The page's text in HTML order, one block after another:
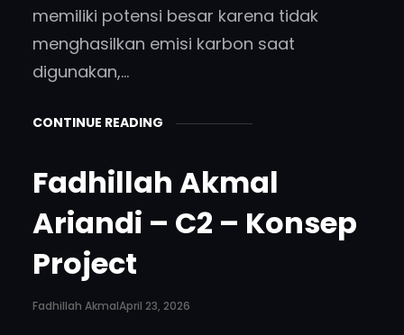
‘
b
i
b
o
s
t
)
.
memiliki potensi besar karena tidak
menghasilkan emisi karbon saat
digunakan,…
CONTINUE READING
Fadhillah Akmal
Ariandi – C2 – Konsep
Project
Fadhillah AkmalApril 23, 2026